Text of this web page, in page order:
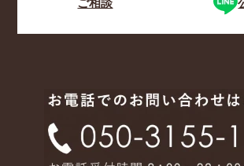
ご相談